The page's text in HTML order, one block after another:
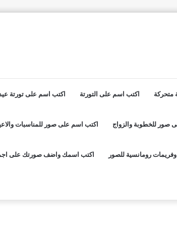
متحركة اكتب اسم على التورتة اكتب اسم على تورتة عيد
صور للخطوبة والزواج اكتب اسم على صور للمناسبات
رومانسية للصور اكتب اسمك واضف صورتك على